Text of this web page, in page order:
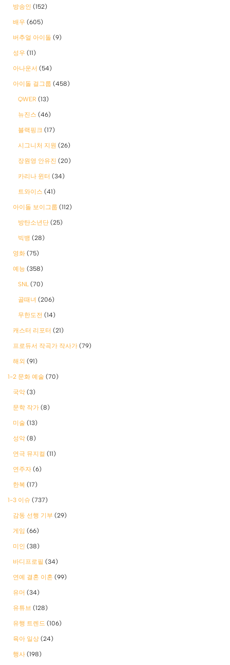
방송인 (152)
배우 (605)
버추얼 아이돌 (9)
성우 (11)
아나운서 (54)
아이돌 걸그룹 (458)
QWER (13)
뉴진스 (46)
블랙핑크 (17)
시그니처 지원 (26)
장원영 안유진 (20)
카리나 윈터 (34)
트와이스 (41)
아이돌 보이그룹 (112)
방탄소년단 (25)
빅뱅 (28)
영화 (75)
예능 (358)
SNL (70)
골때녀 (206)
무한도전 (14)
캐스터 리포터 (21)
프로듀서 작곡가 작사가 (79)
해외 (91)
1-2 문화 예술 (70)
국악 (3)
문학 작가 (8)
미술 (13)
성악 (8)
연극 뮤지컬 (11)
연주자 (6)
한복 (17)
1-3 이슈 (737)
감동 선행 기부 (29)
게임 (66)
미인 (38)
바디프로필 (34)
연예 결혼 이혼 (99)
유머 (34)
유튜브 (128)
유행 트렌드 (106)
육아 일상 (24)
행사 (198)